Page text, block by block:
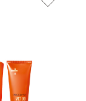
ク
から探す TOP